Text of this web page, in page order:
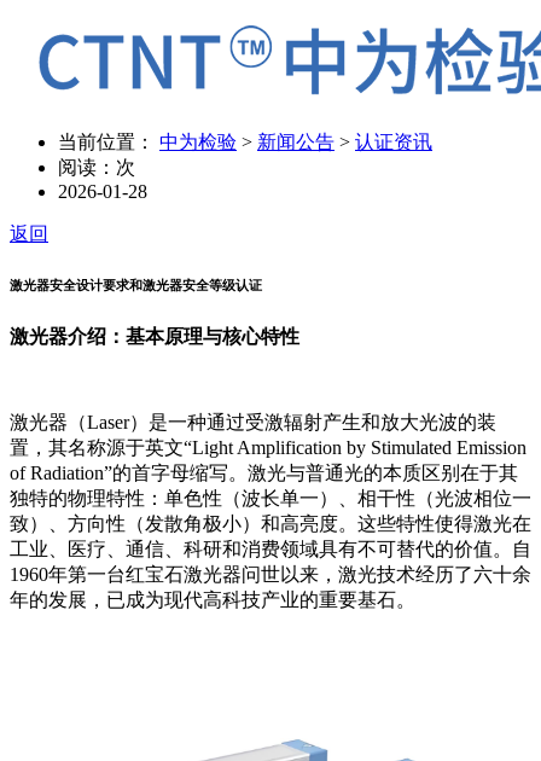
当前位置： 中为检验 > 新闻公告 > 认证资讯
阅读： 次
2026-01-28
返回
激光器安全设计要求和激光器安全等级认证
激光器介绍：基本原理与核心特性
激光器（Laser）是一种通过受激辐射产生和放大光波的装
置，其名称源于英文“Light Amplification by Stimulated Emission
of Radiation”的首字母缩写。激光与普通光的本质区别在于其
独特的物理特性：单色性（波长单一）、相干性（光波相位一
致）、方向性（发散角极小）和高亮度。这些特性使得激光在
工业、医疗、通信、科研和消费领域具有不可替代的价值。自
1960年第一台红宝石激光器问世以来，激光技术经历了六十余
年的发展，已成为现代高科技产业的重要基石。